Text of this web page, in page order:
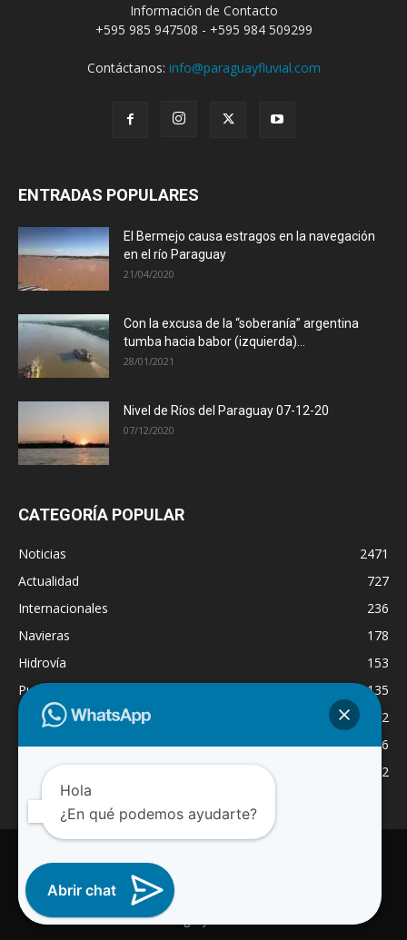
Información de Contacto
+595 985 947508 - +595 984 509299
Contáctanos: info@paraguayfluvial.com
ENTRADAS POPULARES
El Bermejo causa estragos en la navegación
en el río Paraguay
21/04/2020
Con la excusa de la “soberanía” argentina
tumba hacia babor (izquierda)...
28/01/2021
Nivel de Ríos del Paraguay 07-12-20
07/12/2020
CATEGORÍA POPULAR
Noticias
2471
Actualidad
727
Internacionales
236
Navieras
178
Hidrovía
153
Puertos
135
Economía
132
Nacionales
126
Dragado
122
LOGISTICA
INTERNACIONAL
© 2025 Paraguay Fluvial Noticias
Hola
¿En qué podemos ayudarte?
Abrir chat